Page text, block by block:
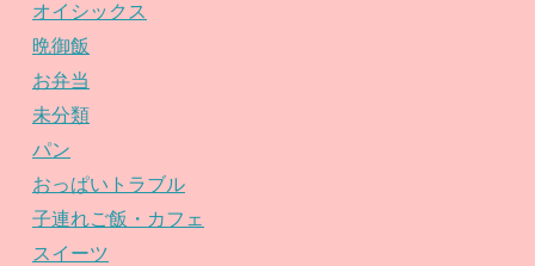
オイシックス
晩御飯
お弁当
未分類
パン
おっぱいトラブル
子連れご飯・カフェ
スイーツ